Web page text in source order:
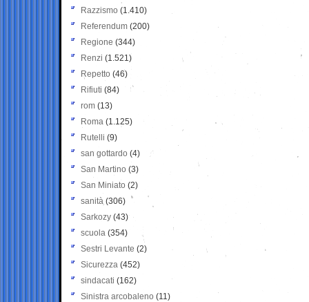
Razzismo (1.410)
Referendum (200)
Regione (344)
Renzi (1.521)
Repetto (46)
Rifiuti (84)
rom (13)
Roma (1.125)
Rutelli (9)
san gottardo (4)
San Martino (3)
San Miniato (2)
sanità (306)
Sarkozy (43)
scuola (354)
Sestri Levante (2)
Sicurezza (452)
sindacati (162)
Sinistra arcobaleno (11)